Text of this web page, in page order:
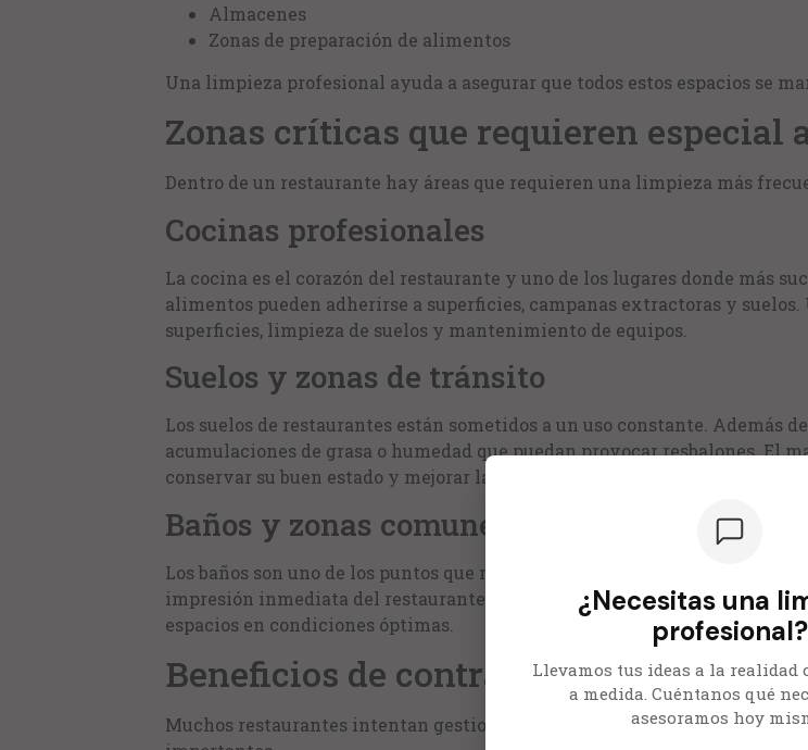
Almacenes
Zonas de preparación de alimentos
Una limpieza profesional ayuda a asegurar que todos estos espacios se
Zonas críticas que requieren especial
Dentro de un restaurante hay áreas que requieren una limpieza más
Cocinas profesionales
La cocina es el corazón del restaurante y uno de los lugares donde más
alimentos pueden adherirse a superficies, campanas extractoras y
superficies, limpieza de suelos y mantenimiento de equipos.
Suelos y zonas de tránsito
Los suelos de restaurantes están sometidos a un uso constante. Además
acumulaciones de grasa o humedad que puedan provocar resbalones.
conservar su buen estado y mejorar la seguridad.
Baños y zonas comunes
Los baños son uno de los puntos que más influyen en la percepción del
impresión inmediata del restaurante. La limpieza frecuente y la
espacios en condiciones óptimas.
Beneficios de contratar una empresa
Muchos restaurantes intentan gestionar la limpieza con personal
¿Necesitas una
profesional?
Llevamos tus ideas a la realidad
a medida. Cuéntanos qué
asesoramos hoy